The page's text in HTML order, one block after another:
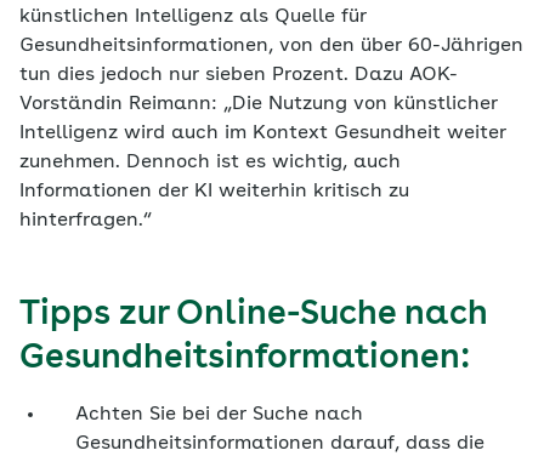
künstlichen Intelligenz als Quelle für
Gesundheitsinformationen, von den über 60-Jährigen
tun dies jedoch nur sieben Prozent. Dazu AOK-
Vorständin Reimann: „Die Nutzung von künstlicher
Intelligenz wird auch im Kontext Gesundheit weiter
zunehmen. Dennoch ist es wichtig, auch
Informationen der KI weiterhin kritisch zu
hinterfragen.“
Tipps zur Online-Suche nach
Gesundheitsinformationen:
Achten Sie bei der Suche nach
Gesundheitsinformationen darauf, dass die